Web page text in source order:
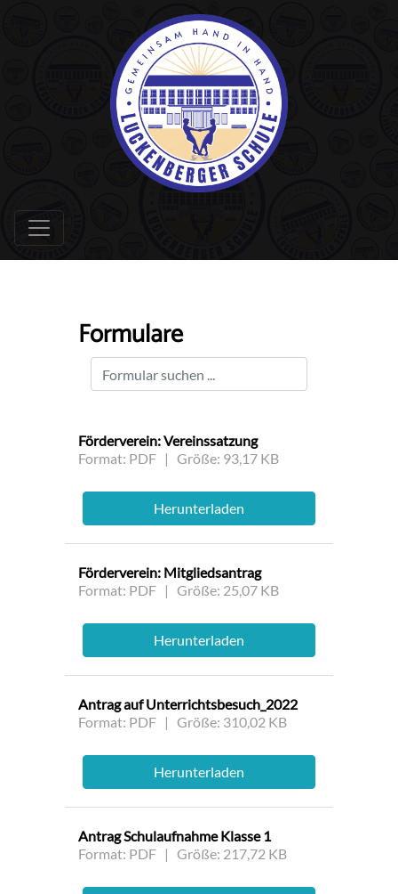
Formulare
Förderverein: Vereinssatzung
Format: PDF | Größe: 93,17 KB
Herunterladen
Förderverein: Mitgliedsantrag
Format: PDF | Größe: 25,07 KB
Herunterladen
Antrag auf Unterrichtsbesuch_2022
Format: PDF | Größe: 310,02 KB
Herunterladen
Antrag Schulaufnahme Klasse 1
Format: PDF | Größe: 217,72 KB